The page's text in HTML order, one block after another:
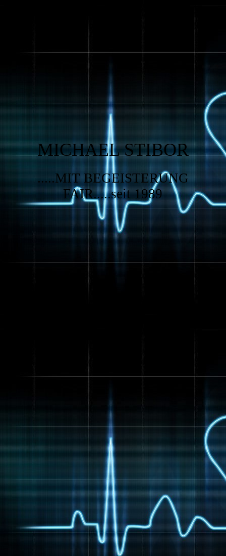
MICHAEL STIBOR
.....MIT BEGEISTERUNG
FAIR.....seit 1989